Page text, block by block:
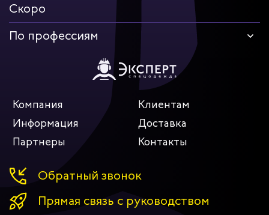
Скоро
По профессиям
Компания
Клиентам
Информация
Доставка
Партнеры
Контакты
Обратный звонок
Прямая связь с руководством